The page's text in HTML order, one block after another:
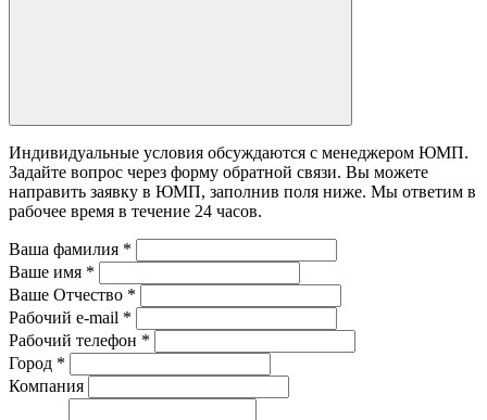
Индивидуальные условия обсуждаются с менеджером ЮМП.
Задайте вопрос через форму обратной связи. Вы можете
направить заявку в ЮМП, заполнив поля ниже. Mы ответим в
рабочее время в течение 24 часов.
Ваша фамилия *
Ваше имя *
Ваше Отчество *
Рабочий e-mail *
Рабочий телефон *
Город *
Компания